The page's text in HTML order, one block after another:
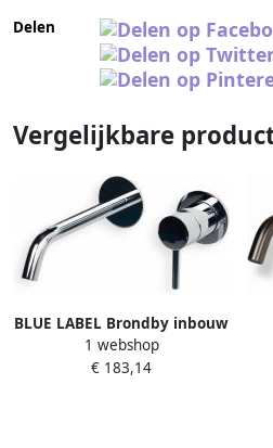
Delen
Vergelijkbare
BLUE LABEL Brondby inbouw
wastafelkraan 18cm cold
start incl. inbouwdeel
1 webshop
€ 183,14